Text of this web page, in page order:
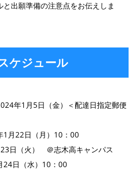
出願準備の注意点をお伝えしま
ケジュール
年1月5日（金）＜配達日指定郵便
1月22日（月）10：00
日（火） ＠志木高キャンパス
24日（水）10：00